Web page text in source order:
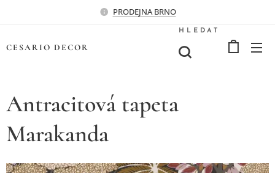
PRODEJNA BRNO
CESARIO DECOR
HLEDAT
Antracitová tapeta
Marakanda